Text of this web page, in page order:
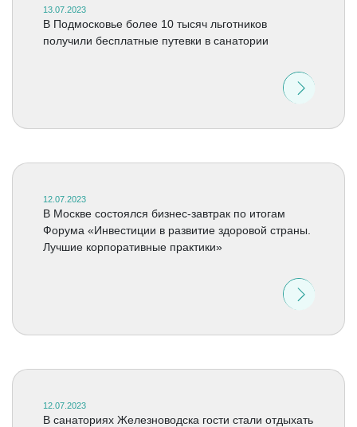
13.07.2023
В Подмосковье более 10 тысяч льготников
получили бесплатные путевки в санатории
12.07.2023
В Москве состоялся бизнес-завтрак по итогам
Форума «Инвестиции в развитие здоровой страны.
Лучшие корпоративные практики»
12.07.2023
В санаториях Железноводска гости стали отдыхать